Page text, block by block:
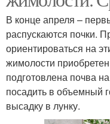
В конце апреля –
распускаются почки.
ориентироваться на
жимолости
подготовлена почва
посадить в объемный
высадку в лунку.